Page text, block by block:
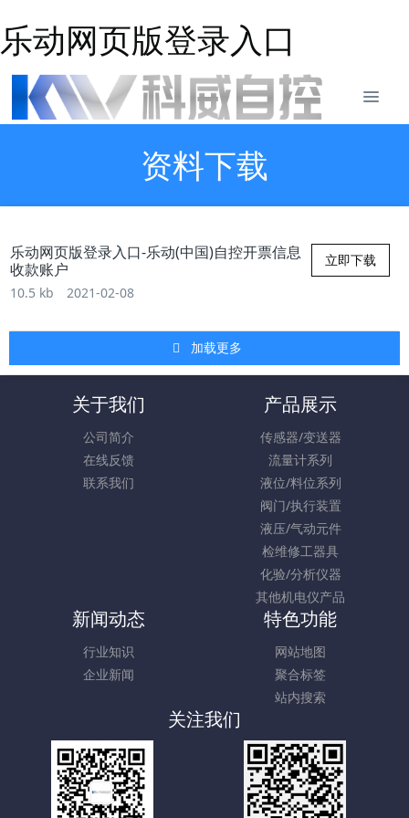
乐动网页版登录入口
资料下载
立即下载
乐动网页版登录入口-乐动(中国)自控开票信息
收款账户
10.5 kb 2021-02-08
加载更多
关于我们
公司简介
在线反馈
联系我们
产品展示
传感器/变送器
流量计系列
液位/料位系列
阀门/执行装置
液压/气动元件
检维修工器具
化验/分析仪器
其他机电仪产品
新闻动态
行业知识
企业新闻
特色功能
网站地图
聚合标签
站内搜索
关注我们